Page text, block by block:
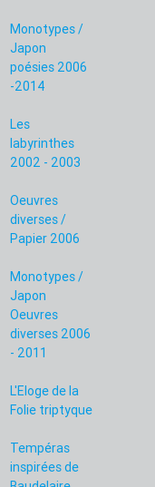
Monotypes /
Japon
poésies 2006
-2014
Les
labyrinthes
2002 - 2003
Oeuvres
diverses /
Papier 2006
Monotypes /
Japon
Oeuvres
diverses 2006
- 2011
L'Eloge de la
Folie triptyque
Tempéras
inspirées de